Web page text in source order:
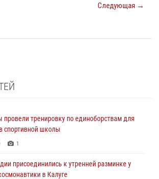
Следующая →
тренировку по единоборствам для
спортивной школы
1
присоединились к утренней разминке у
в Калуге